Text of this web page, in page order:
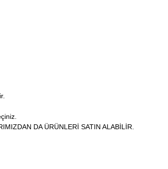
DA ÜRÜNLERİ SATIN ALABİLİR.